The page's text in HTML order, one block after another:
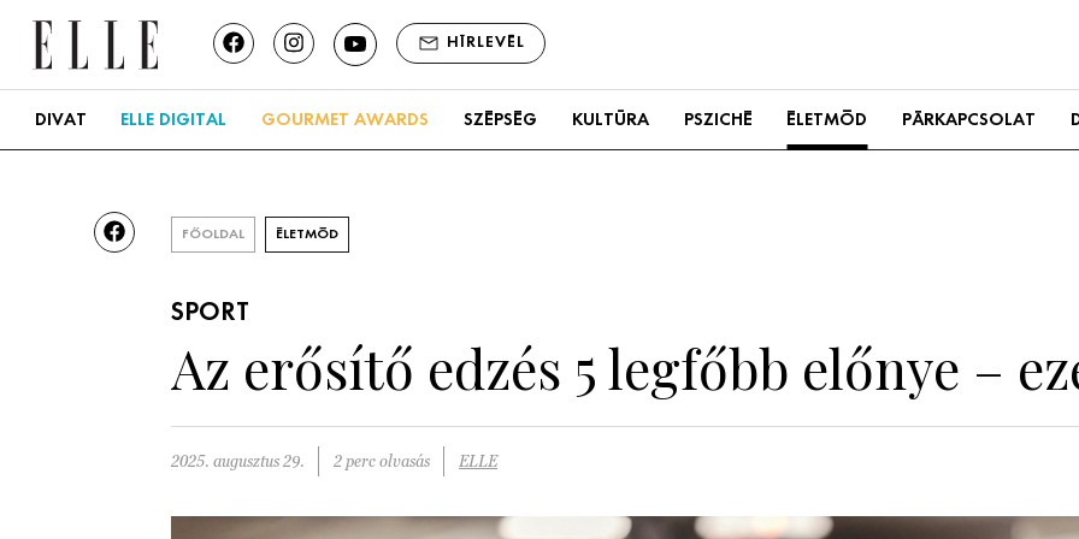
HÍRLEVÉL
DIVAT ELLE DIGITAL GOURMET AWARDS SZÉPSÉG KULTÚRA PSZICHÉ ÉLETMÓD PÁRKAPCSOLAT
FŐOLDAL ÉLETMÓD
SPORT
Az erősítő edzés 5 legfőbb előnye –
2025. augusztus 29. 2 perc olvasás ELLE